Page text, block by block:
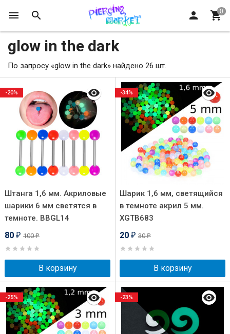
glow in the dark
По запросу «glow in the dark» найдено 26 шт.
Штанга 1,6 мм. Акриловые
шарики 6 мм светятся в
темноте. BBGL14
80 ₽ 100₽
В корзину
-20%
Шарик 1,6 мм, светящийся
в темноте акрил 5 мм.
XGTB683
20 ₽ 30₽
В корзину
-34%
-25% -23%